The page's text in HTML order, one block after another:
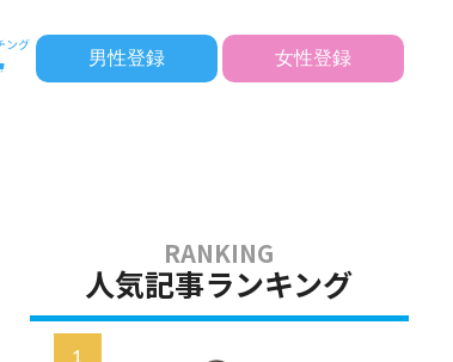
男性登録 女性登録
人気記事ランキング